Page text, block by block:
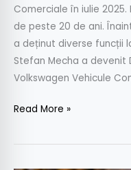
Comerciale în iulie 2025.
de peste 20 de ani.
a deținut diverse funcții
Stefan Mecha a devenit
Volkswagen Vehicule
Read More »